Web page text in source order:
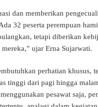
dan memberikan
32 peserta perempuan
tetapi diberikan
ujar Erna Sujarwati.
perhatian khusus,
tinggi dari pagi hingga
pesawat saja,